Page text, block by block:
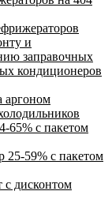
и
заправочных
кондиционеров
аргоном
65% с пакетом
25-59% с пакетом
дисконтом